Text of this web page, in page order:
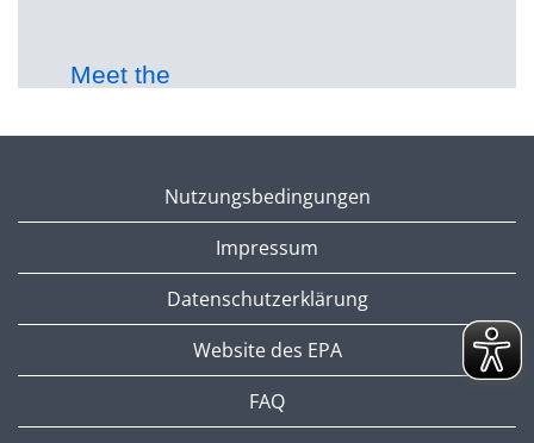
Meet the
Protection
with Mariya,
Simona and
Nutzungsbedingungen
Impressum
Datenschutzerklärung
Website des EPA
FAQ